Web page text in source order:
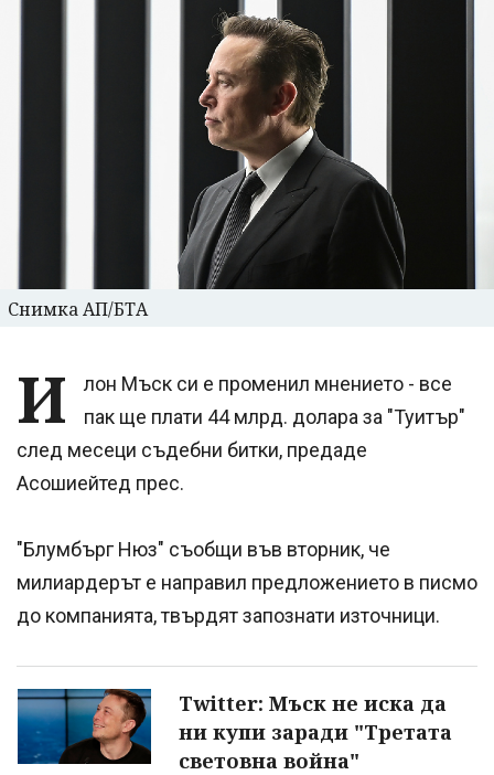
Снимка АП/БТА
И
лон Мъск си е променил мнението - все
пак ще плати 44 млрд. долара за "Туитър"
след месеци съдебни битки, предаде
Асошиейтед прес.
"Блумбърг Нюз" съобщи във вторник, че
милиардерът е направил предложението в писмо
до компанията, твърдят запознати източници.
Twitter: Мъск не иска да
ни купи заради "Третата
световна война"